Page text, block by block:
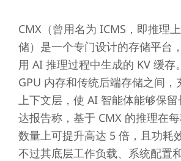
CMX（曾用名为 ICMS，即推理
储）是一个专门设计的存储平台
用 AI 推理过程中生成的 KV 缓存
GPU 内存和传统后端存储之间，
上下文层，使 AI 智能体能够保
达报告称，基于 CMX 的推理在
数量上可提升高达 5 倍，且功耗
不过其底层工作负载、系统配置